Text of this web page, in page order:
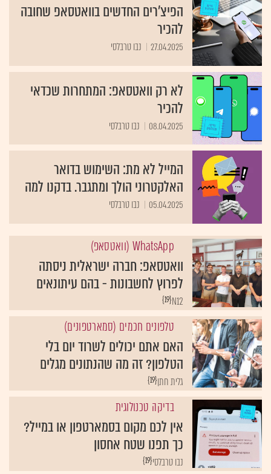
הפיצ'רים החדשים בוואטסאפ שחובה
להכיר
27.04.2025 נבו טרבלסי
לא רק וואטסאפ: המתחרות שכדאי
להכיר
08.04.2025 נבו טרבלסי
המייל לא מת: השימוש בדואר
האלקטרוני הולך ומתגבר. בדקנו למה
05.04.2025 נבו טרבלסי
WhatsApp (וואטסאפ)
וואטסאפ: חברה ישראלית ניסתה
לפרוץ לחשבונות - בהם עיתונאים
{19}N12
טלפונים חכמים (סמארטפונים)
האם אתם יכולים לשרוד יום בלי
הטלפון? זה מה שהנתונים מגלים
{19}גלית חתן
בדיקה טכנולוגית
אין לכם מקום בסמארטפון או במייל?
כך תפנו שטח אחסון
{19}נבו טרבלסי